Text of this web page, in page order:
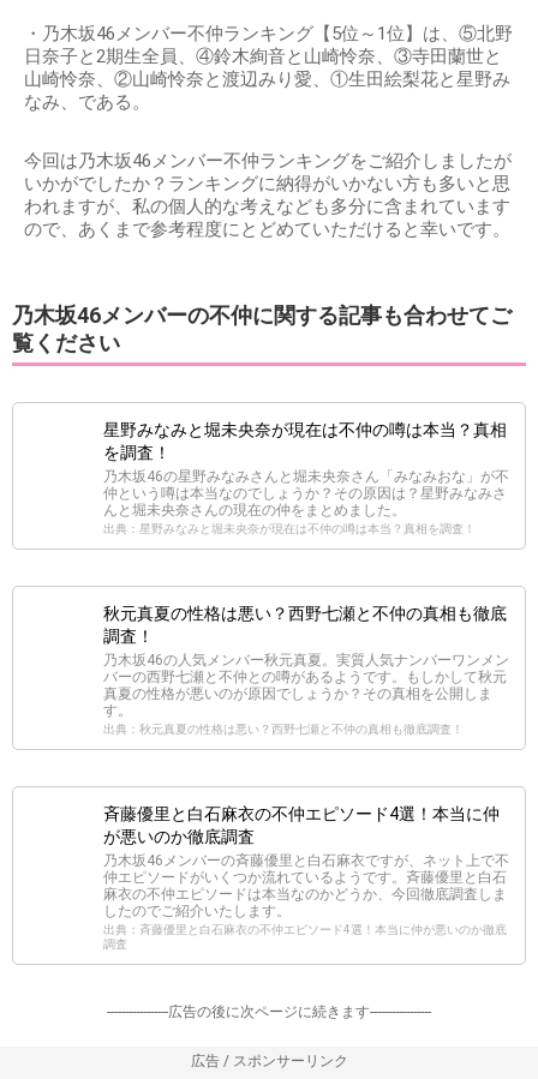
・乃木坂46メンバー不仲ランキング【5位～1位】は、⑤北野
日奈子と2期生全員、④鈴木絢音と山崎怜奈、③寺田蘭世と
山崎怜奈、②山崎怜奈と渡辺みり愛、①生田絵梨花と星野み
なみ、である。
今回は乃木坂46メンバー不仲ランキングをご紹介しましたが
いかがでしたか？ランキングに納得がいかない方も多いと思
われますが、私の個人的な考えなども多分に含まれています
ので、あくまで参考程度にとどめていただけると幸いです。
乃木坂46メンバーの不仲に関する記事も合わせてご
覧ください
星野みなみと堀未央奈が現在は不仲の噂は本当？真相
を調査！
乃木坂46の星野みなみさんと堀未央奈さん「みなみおな」が不
仲という噂は本当なのでしょうか？その原因は？星野みなみさ
んと堀未央奈さんの現在の仲をまとめました。
出典：星野みなみと堀未央奈が現在は不仲の噂は本当？真相を調査！
秋元真夏の性格は悪い？西野七瀬と不仲の真相も徹底
調査！
乃木坂46の人気メンバー秋元真夏。実質人気ナンバーワンメン
バーの西野七瀬と不仲との噂があるようです。もしかして秋元
真夏の性格が悪いのが原因でしょうか？その真相を公開しま
す。
出典：秋元真夏の性格は悪い？西野七瀬と不仲の真相も徹底調査！
斉藤優里と白石麻衣の不仲エピソード4選！本当に仲
が悪いのか徹底調査
乃木坂46メンバーの斉藤優里と白石麻衣ですが、ネット上で不
仲エピソードがいくつか流れているようです。斉藤優里と白石
麻衣の不仲エピソードは本当なのかどうか、今回徹底調査しま
したのでご紹介いたします。
出典：斉藤優里と白石麻衣の不仲エピソード4選！本当に仲が悪いのか徹底
調査
-----------------広告の後に次ページに続きます-----------------
広告 / スポンサーリンク